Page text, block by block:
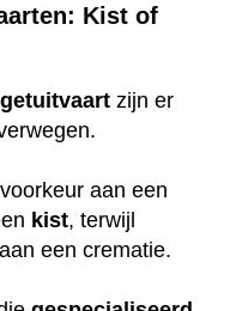
Kist of
zijn er
aan een
kist, terwijl
een crematie.